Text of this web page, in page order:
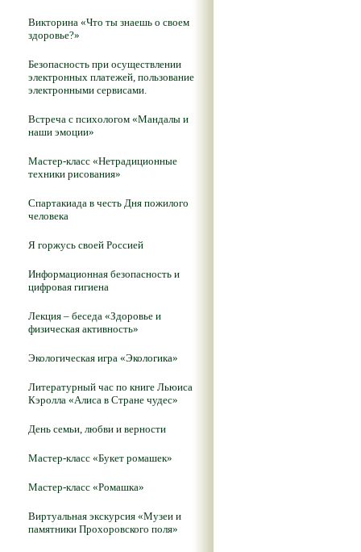
Викторина «Что ты знаешь о своем
здоровье?»
Безопасность при осуществлении
электронных платежей, пользование
электронными сервисами.
Встреча с психологом «Мандалы и
наши эмоции»
Мастер-класс «Нетрадиционные
техники рисования»
Спартакиада в честь Дня пожилого
человека
Я горжусь своей Россией
Информационная безопасность и
цифровая гигиена
Лекция – беседа «Здоровье и
физическая активность»
Экологическая игра «Экологика»
Литературный час по книге Льюиса
Кэролла «Алиса в Стране чудес»
День семьи, любви и верности
Мастер-класс «Букет ромашек»
Мастер-класс «Ромашка»
Виртуальная экскурсия «Музеи и
памятники Прохоровского поля»